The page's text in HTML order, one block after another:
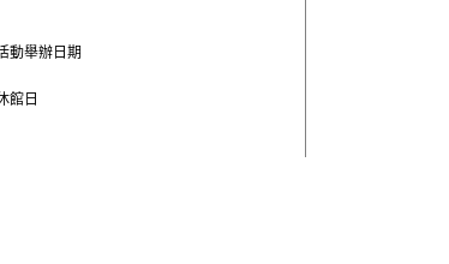
動舉辦日期
館日